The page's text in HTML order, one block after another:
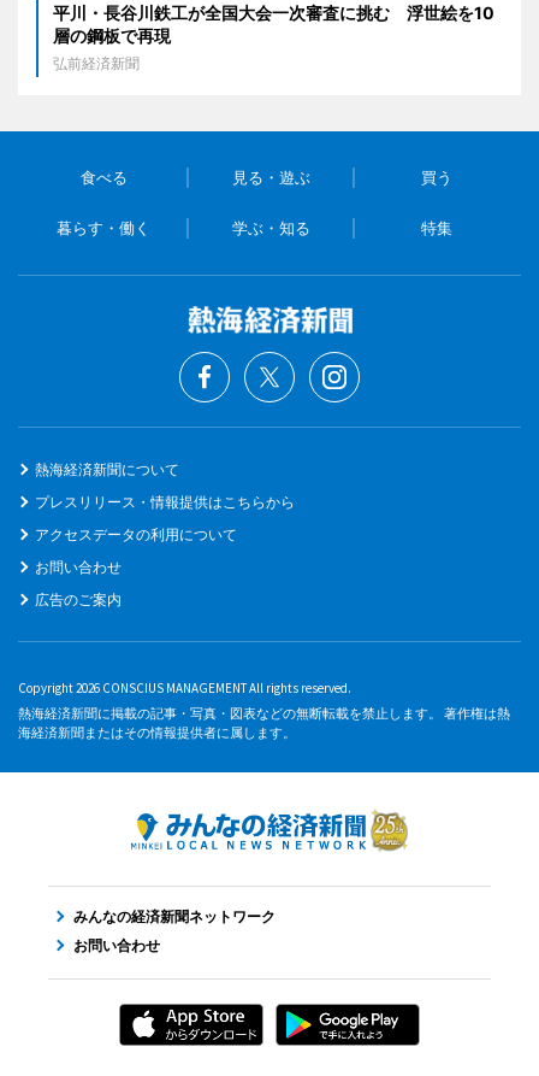
平川・長谷川鉄工が全国大会一次審査に挑む 浮世絵を10
層の鋼板で再現
弘前経済新聞
食べる 見る・遊ぶ 買う
暮らす・働く 学ぶ・知る 特集
熱海経済新聞について
プレスリリース・情報提供はこちらから
アクセスデータの利用について
お問い合わせ
広告のご案内
Copyright 2026 CONSCIUS MANAGEMENT All rights reserved.
熱海経済新聞に掲載の記事・写真・図表などの無断転載を禁止します。 著作権は熱
海経済新聞またはその情報提供者に属します。
みんなの経済新聞ネットワーク
お問い合わせ